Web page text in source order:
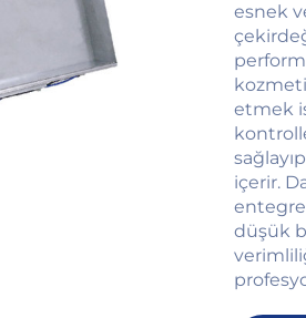
esnek
etmek
içerir.
düşük